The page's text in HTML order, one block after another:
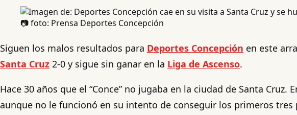
📷 foto: Prensa Deportes Concepción
Siguen los malos resultados para Deportes Concepción en este
Santa Cruz 2-0 y sigue sin ganar en la Liga de Ascenso.
Hace 30 años que el “Conce” no jugaba en la ciudad de Santa
aunque no le funcionó en su intento de conseguir los primeros